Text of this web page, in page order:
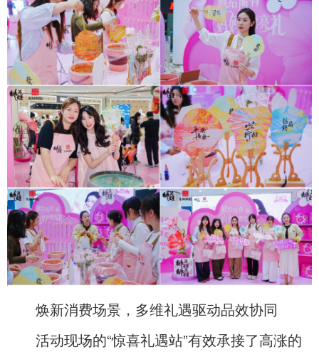
焕新消费场景，多维礼遇驱动品效协同
活动现场的“惊喜礼遇站”有效承接了高涨的